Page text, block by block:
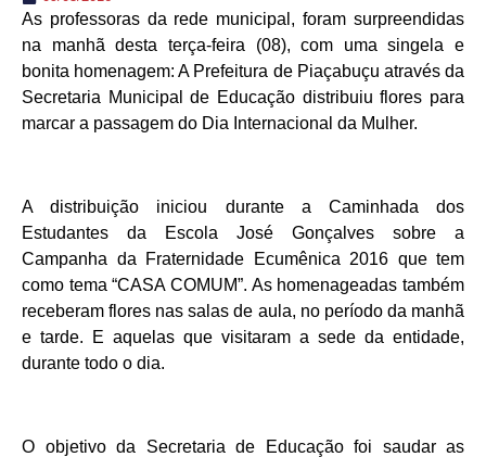
As professoras da rede municipal, foram surpreendidas
na manhã desta terça-feira (08), com uma singela e
bonita homenagem: A Prefeitura de Piaçabuçu através da
Secretaria Municipal de Educação distribuiu flores para
marcar a passagem do Dia Internacional da Mulher.
A distribuição iniciou durante a Caminhada dos
Estudantes da Escola José Gonçalves sobre a
Campanha da Fraternidade Ecumênica 2016 que tem
como tema “CASA COMUM”. As homenageadas também
receberam flores nas salas de aula, no período da manhã
e tarde. E aquelas que visitaram a sede da entidade,
durante todo o dia.
O objetivo da Secretaria de Educação foi saudar as